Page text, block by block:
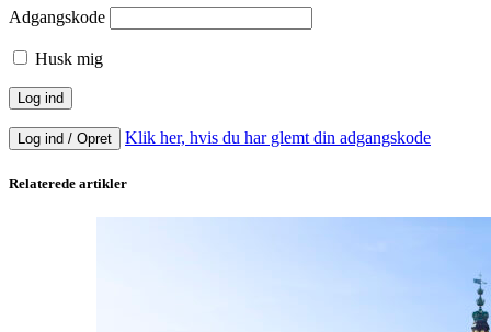
Adgangskode
Husk mig
Log ind / Opret Klik her, hvis du har glemt din adgangskode
Relaterede artikler